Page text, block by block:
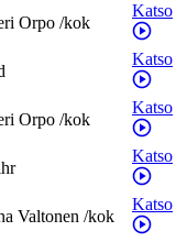
Orpo /kok
Katso
Katso
Orpo /kok
Katso
Katso
Valtonen /kok
Katso